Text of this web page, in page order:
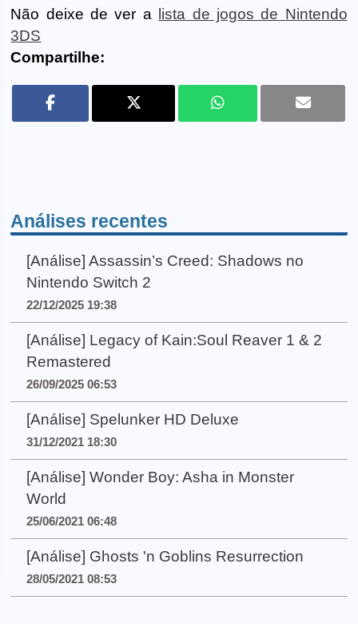
Não deixe de ver a lista de jogos de Nintendo
3DS
Compartilhe:
Análises recentes
[Análise] Assassin’s Creed: Shadows no
Nintendo Switch 2
22/12/2025 19:38
[Análise] Legacy of Kain:Soul Reaver 1 & 2
Remastered
26/09/2025 06:53
[Análise] Spelunker HD Deluxe
31/12/2021 18:30
[Análise] Wonder Boy: Asha in Monster
World
25/06/2021 06:48
[Análise] Ghosts 'n Goblins Resurrection
28/05/2021 08:53